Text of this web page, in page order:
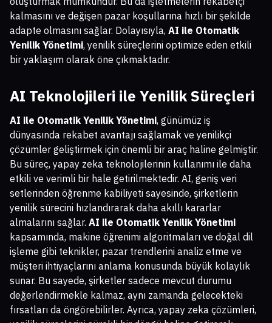
kalmasını ve değişen pazar koşullarına hızlı bir şekilde
adapte olmasını sağlar. Dolayısıyla, AI ile Otomatik
Yenilik Yönetimi, yenilik süreçlerini optimize eden etkili
bir yaklaşım olarak öne çıkmaktadır.
AI Teknolojileri ile Yenilik Süreçleri
AI ile Otomatik Yenilik Yönetimi, günümüz iş
dünyasında rekabet avantajı sağlamak ve yenilikçi
çözümler geliştirmek için önemli bir araç haline gelmiştir.
Bu süreç, yapay zeka teknolojilerinin kullanımı ile daha
etkili ve verimli bir hale getirilmektedir. AI, geniş veri
setlerinden öğrenme kabiliyeti sayesinde, şirketlerin
yenilik sürecini hızlandırarak daha akıllı kararlar
almalarını sağlar. AI ile Otomatik Yenilik Yönetimi
kapsamında, makine öğrenimi algoritmaları ve doğal dil
işleme gibi teknikler, pazar trendlerini analiz etme ve
müşteri ihtiyaçlarını anlama konusunda büyük kolaylık
sunar. Bu sayede, şirketler sadece mevcut durumu
değerlendirmekle kalmaz, aynı zamanda gelecekteki
fırsatları da öngörebilirler. Ayrıca, yapay zeka çözümleri,